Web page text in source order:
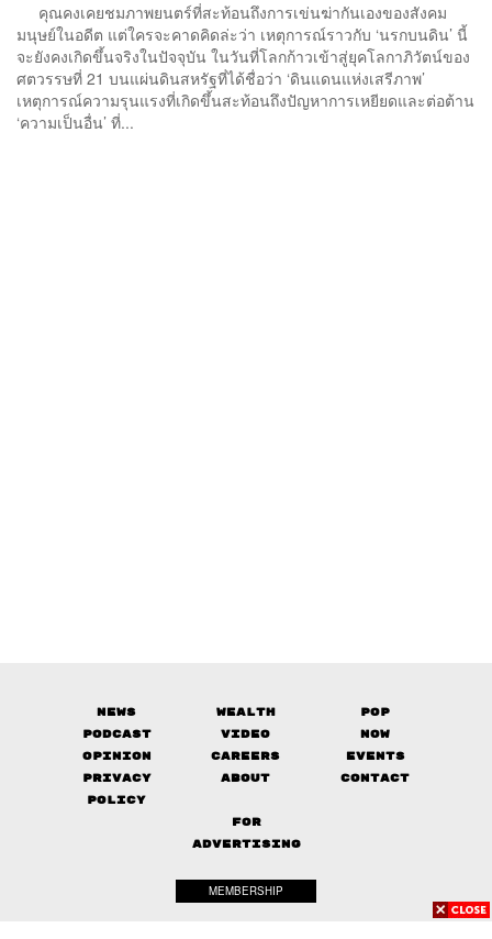
คุณคงเคยชมภาพยนตร์ที่สะท้อนถึงการเข่นฆ่ากันเองของสังคม
มนุษย์ในอดีต แต่ใครจะคาดคิดล่ะว่า เหตุการณ์ราวกับ ‘นรกบนดิน’ นี้
จะยังคงเกิดขึ้นจริงในปัจจุบัน ในวันที่โลกก้าวเข้าสู่ยุคโลกาภิวัตน์ของ
ศตวรรษที่ 21 บนแผ่นดินสหรัฐที่ได้ชื่อว่า ‘ดินแดนแห่งเสรีภาพ’
เหตุการณ์ความรุนแรงที่เกิดขึ้นสะท้อนถึงปัญหาการเหยียดและต่อต้าน
‘ความเป็นอื่น’ ที่...
News Wealth
Pop
Podcast
Video
Now
Opinion
Careers
Events
Privacy
Policy
About Contact
FOR
ADVERTISING
MEMBERSHIP